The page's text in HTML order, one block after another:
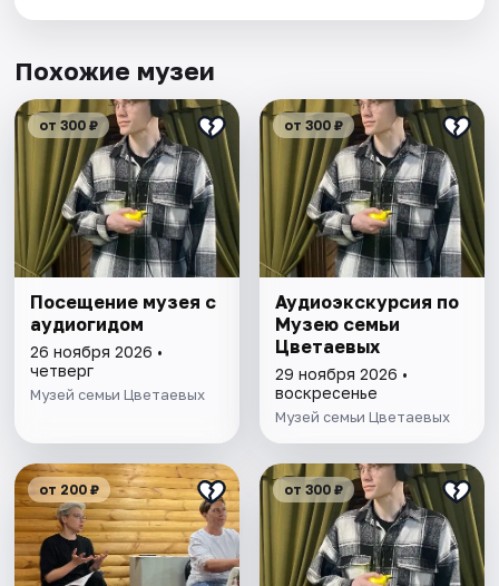
Похожие музеи
от 300 ₽
Посещение музея с
аудиогидом
26 ноября 2026 •
четверг
Музей семьи Цветаевых
от 300 ₽
Аудиоэкскурсия по
Музею семьи
Цветаевых
29 ноября 2026 •
воскресенье
Музей семьи Цветаевых
от 200 ₽ от 300 ₽